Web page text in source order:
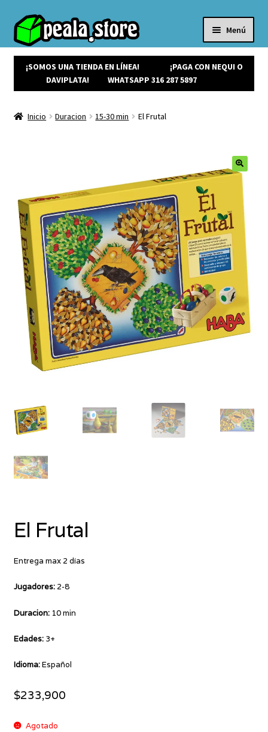
Menú
Productos
¡Ofertas!
¡NUEVOS!
Contacto
¡SOMOS UNA TIENDA EN LÍNEA!
¡PAGA CON NEQUI O
DAVIPLATA!
WHATSAPP 316 287 5897
Inicio Duracion 15-30 min El Frutal
El Frutal
Entrega max 2 días
Jugadores: 2-8
Duracion: 10 min
Edades: 3+
Idioma:Español
$233,900
Agotado